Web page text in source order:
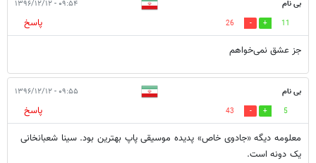
بی نام ۰۹:۵۴ - ۱۳۹۶/۱۲/۱۲
11
26
پاسخ
جز عشق نمی‌خواهم
بی نام ۰۹:۵۵ - ۱۳۹۶/۱۲/۱۲
5
43
پاسخ
معلومه دیگه «جادوی خاص» پدیده موسیقی پاپ بهترین بود. سینا شعبانخانی
یک دونه است.